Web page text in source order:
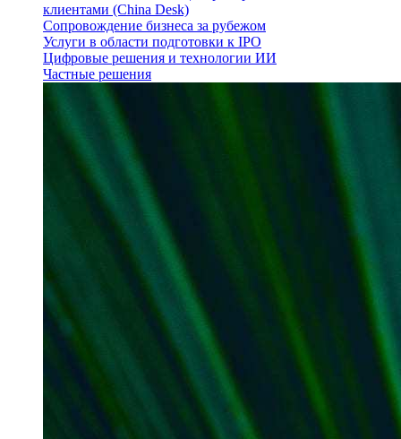
клиентами (China Desk)
Сопровождение бизнеса за рубежом
Услуги в области подготовки к IPO
Цифровые решения и технологии ИИ
Частные решения